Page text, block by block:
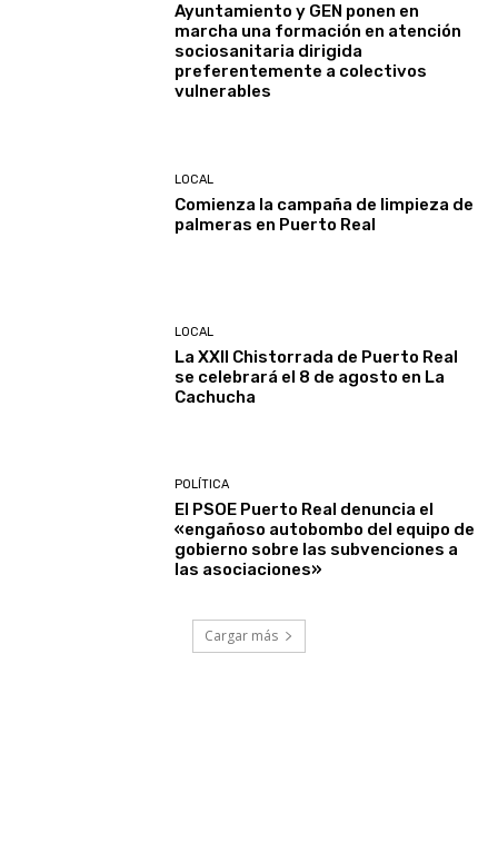
Ayuntamiento y GEN ponen en
marcha una formación en atención
sociosanitaria dirigida
preferentemente a colectivos
vulnerables
LOCAL
Comienza la campaña de limpieza de
palmeras en Puerto Real
LOCAL
La XXII Chistorrada de Puerto Real
se celebrará el 8 de agosto en La
Cachucha
POLÍTICA
El PSOE Puerto Real denuncia el
«engañoso autobombo del equipo de
gobierno sobre las subvenciones a
las asociaciones»
Cargar más